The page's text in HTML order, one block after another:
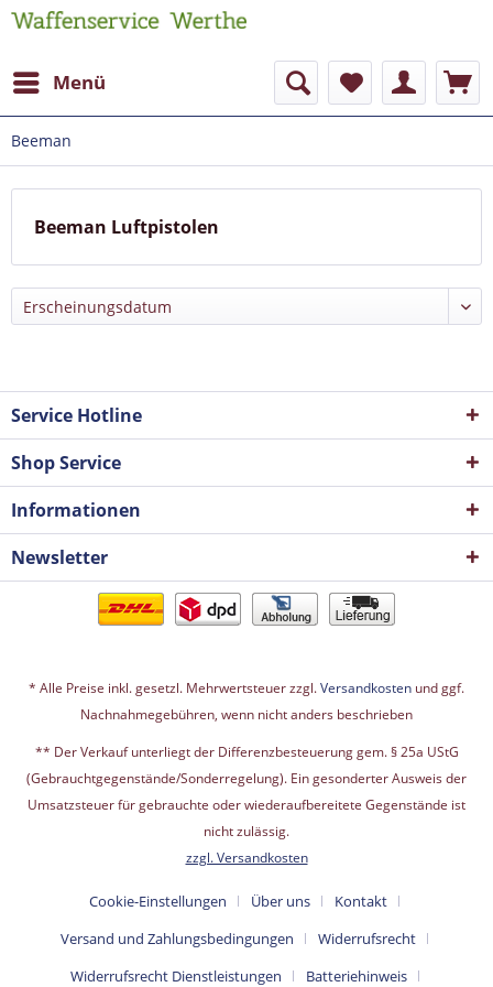
Menü
Beeman
Beeman Luftpistolen
Service Hotline
Shop Service
Informationen
Newsletter
* Alle Preise inkl. gesetzl. Mehrwertsteuer zzgl.Versandkosten und ggf.
Nachnahmegebühren, wenn nicht anders beschrieben
** Der Verkauf unterliegt der Differenzbesteuerung gem. § 25a UStG
(Gebrauchtgegenstände/Sonderregelung). Ein gesonderter Ausweis der
Umsatzsteuer für gebrauchte oder wiederaufbereitete Gegenstände ist
nicht zulässig.
zzgl. Versandkosten
Cookie-Einstellungen Über uns
Kontakt
Versand und Zahlungsbedingungen
Widerrufsrecht
Widerrufsrecht Dienstleistungen
Batteriehinweis